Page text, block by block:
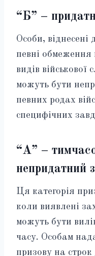
“Б” –
Особи, віднесені
певні
видів
можуть бути
певних родах
специфічних
“А” –
непридатний
Ця категорія
коли виявлені
можуть бути
часу. Особам
призову на